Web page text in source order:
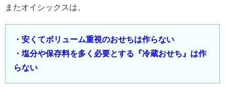
またオイシックスは、
・安くてボリューム重視のおせちは作らない
・塩分や保存料を多く必要とする『冷蔵おせち』は作
らない